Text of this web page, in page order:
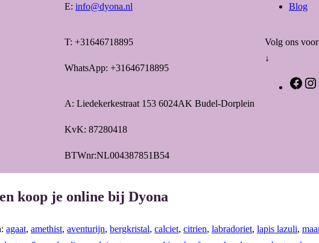
E: info@dyona.nl
T: +31646718895
WhatsApp: +31646718895
A: Liedekerkestraat 153 6024AK Budel-Dorplein
KvK: 87280418
BTWnr:NL004387851B54
Blog
Volg ons
↓
F
koop je online bij Dyona
: agaat, amethist, aventurijn, bergkristal, calciet, citrien, labradoriet, lapis lazuli,